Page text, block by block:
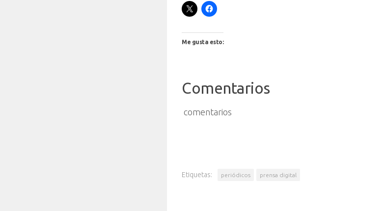
Me gusta esto:
Comentarios
comentarios
Etiquetas: periódicos prensa digital